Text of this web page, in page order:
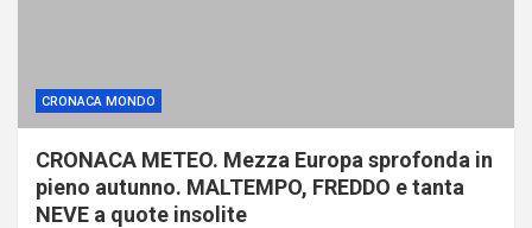
CRONACA MONDO
CRONACA METEO. Mezza Europa sprofonda in
pieno autunno. MALTEMPO, FREDDO e tanta
NEVE a quote insolite